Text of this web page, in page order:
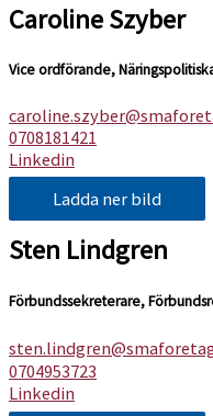
Caroline Szyber
Vice ordförande,
0708181421
Linkedin
Ladda ner bild
Sten Lindgren
Förbundssekreterare,
0704953723
Linkedin